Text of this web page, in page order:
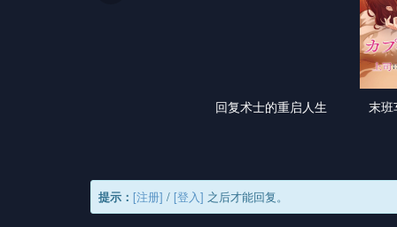
回复术士的重启人生 末班
提示： [注册] / [登入] 之后才能回复。